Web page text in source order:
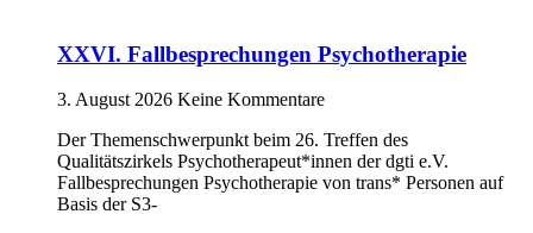
XXVI. Fallbesprechungen Psychotherapie
3. August 2026 Keine Kommentare
Der Themenschwerpunkt beim 26. Treffen des
Qualitätszirkels Psychotherapeut*innen der dgti e.V.
Fallbesprechungen Psychotherapie von trans* Personen auf
Basis der S3-